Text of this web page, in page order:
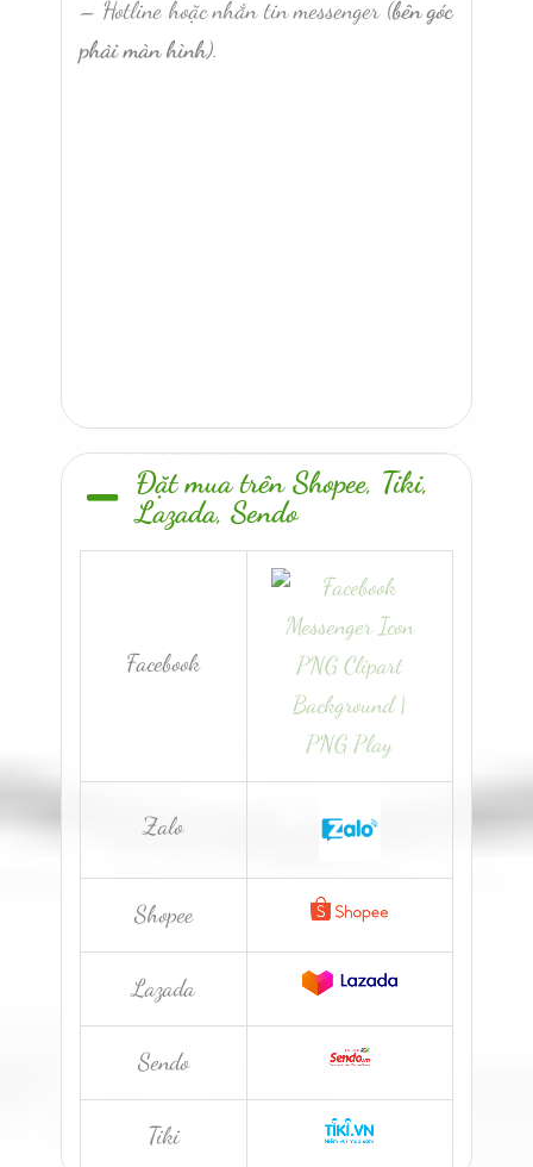
– Hotline hoặc nhắn tin messenger (bên góc
phải màn hình).
Đặt mua trên Shopee, Tiki,
Lazada, Sendo
Facebook
Zalo
Shopee
Lazada
Sendo
Tiki